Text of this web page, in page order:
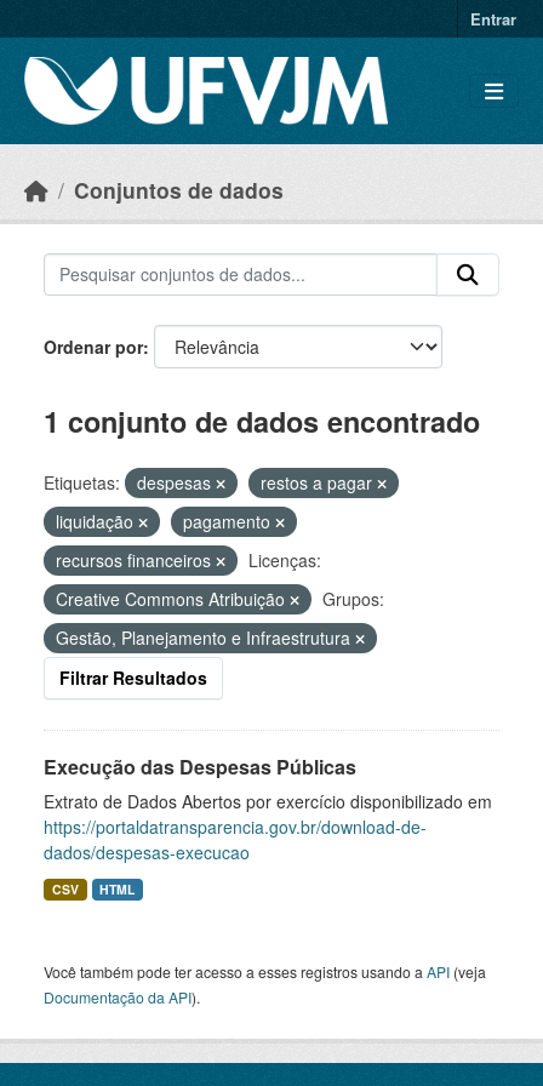
Entrar
Conjuntos de dados
Ordenar por
1 conjunto de dados encontrado
Etiquetas: despesas
restos a pagar
liquidação
pagamento
recursos financeiros
Licenças:
Creative Commons Atribuição
Grupos:
Gestão, Planejamento e Infraestrutura
Filtrar Resultados
Execução das Despesas Públicas
Extrato de Dados Abertos por exercício disponibilizado em
https://portaldatransparencia.gov.br/download-de-
dados/despesas-execucao
CSV HTML
Você também pode ter acesso a esses registros usando a API (veja
Documentação da API).